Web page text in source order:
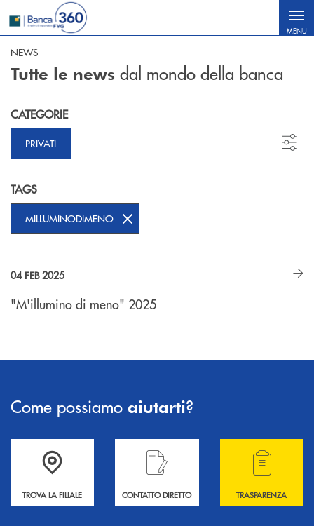
Salta al contenuto principale
MENU
NEWS
Tutte le news dal mondo della banca
CATEGORIE
PRIVATI
TAGS
MILLUMINODIMENO
04 FEB 2025
"M'illumino di meno" 2025
Come possiamo aiutarti?
Accedi all' elenco completo delle filiali .
TROVA LA FILIALE
Hai bisogno di informazioni? Contattaci !
CONTATTO DIRETTO
Hai bisogno di
TRASPARENZA